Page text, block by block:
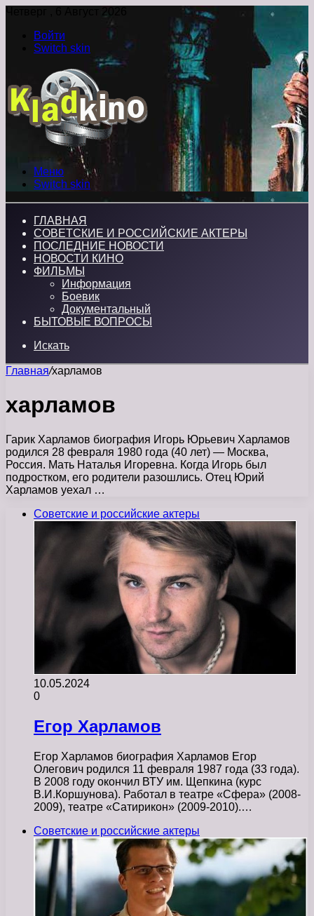
Четверг , 6 Август 2026
Войти
Switch skin
Меню
Switch skin
ГЛАВНАЯ
СОВЕТСКИЕ И РОССИЙСКИЕ АКТЕРЫ
ПОСЛЕДНИЕ НОВОСТИ
НОВОСТИ КИНО
ФИЛЬМЫ
Информация
Боевик
Документальный
БЫТОВЫЕ ВОПРОСЫ
Искать
Главная/харламов
харламов
Гарик Харламов биография Игорь Юрьевич Харламов
родился 28 февраля 1980 года (40 лет) — Москва,
Россия. Мать Наталья Игоревна. Когда Игорь был
подростком, его родители разошлись. Отец Юрий
Харламов уехал …
Советские и российские актеры
10.05.2024
0
Егор Харламов
Егор Харламов биография Харламов Егор
Олегович родился 11 февраля 1987 года (33 года).
В 2008 году окончил ВТУ им. Щепкина (курс
В.И.Коршунова). Работал в театре «Сфера» (2008-
2009), театре «Сатирикон» (2009-2010).…
Советские и российские актеры